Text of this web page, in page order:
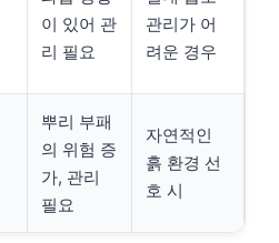
이 있어 관
리 필요
관리가 어
려운 경우
뿌리 부패
의 위험 증
가, 관리
필요
자연적인
흙 환경 선
호 시